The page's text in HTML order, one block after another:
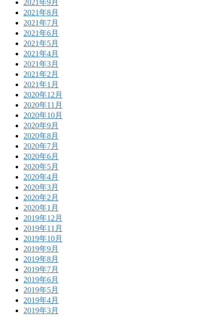
2021年9月
2021年8月
2021年7月
2021年6月
2021年5月
2021年4月
2021年3月
2021年2月
2021年1月
2020年12月
2020年11月
2020年10月
2020年9月
2020年8月
2020年7月
2020年6月
2020年5月
2020年4月
2020年3月
2020年2月
2020年1月
2019年12月
2019年11月
2019年10月
2019年9月
2019年8月
2019年7月
2019年6月
2019年5月
2019年4月
2019年3月